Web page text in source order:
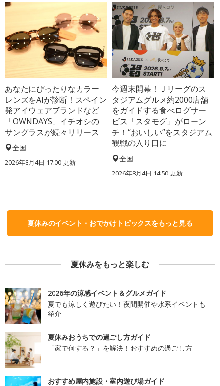
あなたにぴったりなカラー
レンズをAIが診断！スペイン
発アイウェアブランドなど
「OWNDAYS」イチオシの
サングラスが続々リリース
全国
2026年8月4日 17:00更新
今週末開幕！Ｊリーグのス
タジアムグルメ約2000店舗
をガイドする食べログサー
ビス「スタモグ」がローン
チ！“おいしい”をスタジアム
観戦の入り口に
全国
2026年8月4日 14:50更新
夏休みのイベント・おでかけトピックスをもっと見る
夏休みをもっと楽しむ
2026年の涼感イベント＆グルメガイド
夏でも涼しく遊びたい！夜間開催や水系イベントも
紹介
夏休みおうちでの過ごし方ガイド
「家で何する？」を解決！おすすめの過ごし方
おすすめ屋内施設・室内遊び場ガイド